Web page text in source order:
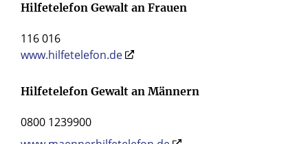
Hilfetelefon Gewalt an Frauen
116 016
www.hilfetelefon.de
Hilfetelefon Gewalt an Männern
0800 1239900